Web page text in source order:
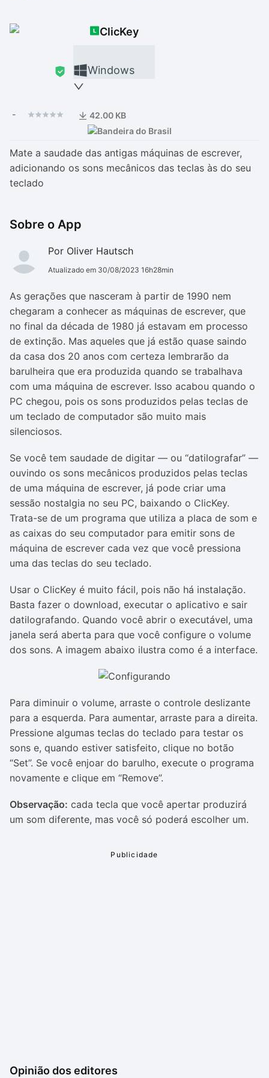
ClicKey
Windows
- 42.00 KB
Mate a saudade das antigas máquinas de escrever,
adicionando os sons mecânicos das teclas às do seu
teclado
Sobre o App
Por Oliver Hautsch
Atualizado em 30/08/2023 16h28min
As gerações que nasceram à partir de 1990 nem
chegaram a conhecer as máquinas de escrever, que
no final da década de 1980 já estavam em processo
de extinção. Mas aqueles que já estão quase saindo
da casa dos 20 anos com certeza lembrarão da
barulheira que era produzida quando se trabalhava
com uma máquina de escrever. Isso acabou quando o
PC chegou, pois os sons produzidos pelas teclas de
um teclado de computador são muito mais
silenciosos.
Se você tem saudade de digitar — ou “datilografar” —
ouvindo os sons mecânicos produzidos pelas teclas
de uma máquina de escrever, já pode criar uma
sessão nostalgia no seu PC, baixando o ClicKey.
Trata-se de um programa que utiliza a placa de som e
as caixas do seu computador para emitir sons de
máquina de escrever cada vez que você pressiona
uma das teclas do seu teclado.
Usar o ClicKey é muito fácil, pois não há instalação.
Basta fazer o download, executar o aplicativo e sair
datilografando. Quando você abrir o executável, uma
janela será aberta para que você configure o volume
dos sons. A imagem abaixo ilustra como é a interface.
Para diminuir o volume, arraste o controle deslizante
para a esquerda. Para aumentar, arraste para a direita.
Pressione algumas teclas do teclado para testar os
sons e, quando estiver satisfeito, clique no botão
“Set”. Se você enjoar do barulho, execute o programa
novamente e clique em “Remove”.
Observação: cada tecla que você apertar produzirá
um som diferente, mas você só poderá escolher um.
Opinião dos editores